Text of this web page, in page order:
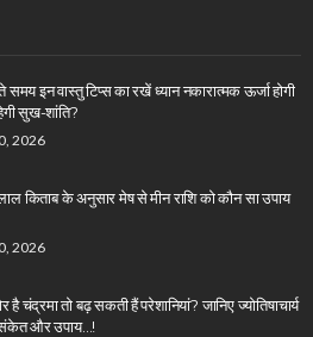
समय इन वास्तु टिप्स का रखें ध्यान नकारात्मक ऊर्जा होगी
सुख-शांति?
2026
किताब के अनुसार मेष से मीन राशि को कौन सा उपाय
2026
चंद्रमा तो बढ़ सकती हैं परेशानियां? जानिए ज्योतिषाचार्य
और उपाय…!